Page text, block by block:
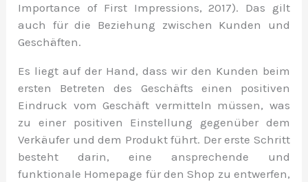
Importance of First Impressions, 2017). Das gilt
auch für die Beziehung zwischen Kunden und
Geschäften.
Es liegt auf der Hand, dass wir den Kunden beim
ersten Betreten des Geschäfts einen positiven
Eindruck vom Geschäft vermitteln müssen, was
zu einer positiven Einstellung gegenüber dem
Verkäufer und dem Produkt führt. Der erste Schritt
besteht darin, eine ansprechende und
funktionale Homepage für den Shop zu entwerfen,